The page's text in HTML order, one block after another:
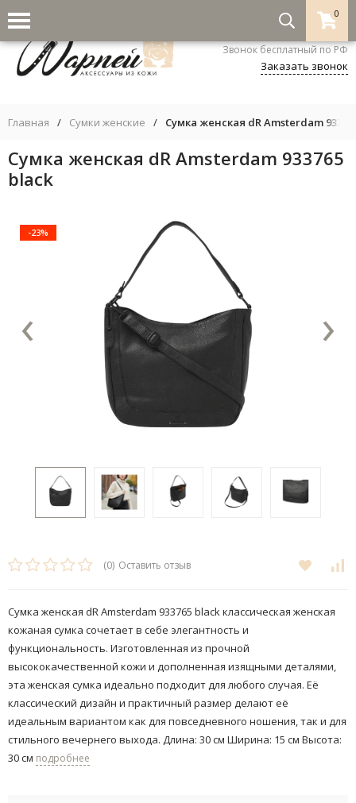
0
8-800-333-5530
Звонок бесплатный по РФ
Заказать звонок
Главная / Сумки женские / Сумка женская dR Amsterdam
Сумка женская dR Amsterdam 933765
black
-23%
‹ ›
(0) Оставить отзыв
Сумка женская dR Amsterdam 933765 black классическая женская
кожаная сумка сочетает в себе элегантность и
функциональность. Изготовленная из прочной
высококачественной кожи и дополненная изящными деталями,
эта женская сумка идеально подходит для любого случая. Её
классический дизайн и практичный размер делают её
идеальным вариантом как для повседневного ношения, так и для
стильного вечернего выхода. Длина: 30 см Ширина: 15 см Высота:
30 см подробнее